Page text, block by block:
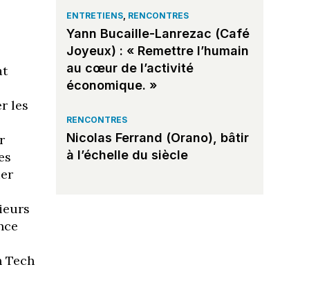
les
Tech
ENTRETIENS, RENCONTRES
Yann Bucaille-Lanrezac (Café
Joyeux) : « Remettre l’humain
au cœur de l’activité
économique. »
RENCONTRES
Nicolas Ferrand (Orano), bâtir
à l’échelle du siècle